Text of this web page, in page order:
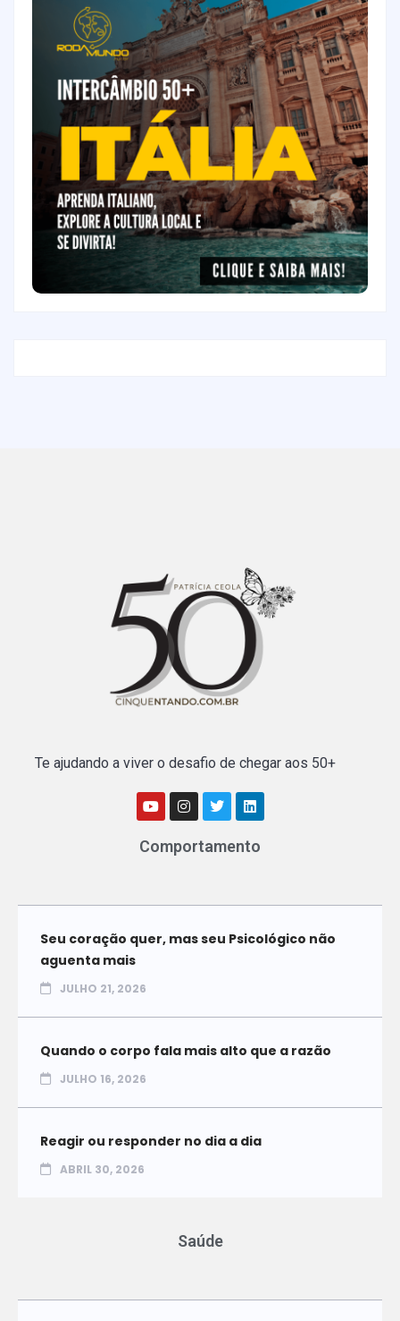
Te ajudando a viver o desafio de chegar aos 50+
Comportamento
Seu coração quer, mas seu Psicológico não
aguenta mais
JULHO 21, 2026
Quando o corpo fala mais alto que a razão
JULHO 16, 2026
Reagir ou responder no dia a dia
ABRIL 30, 2026
Saúde